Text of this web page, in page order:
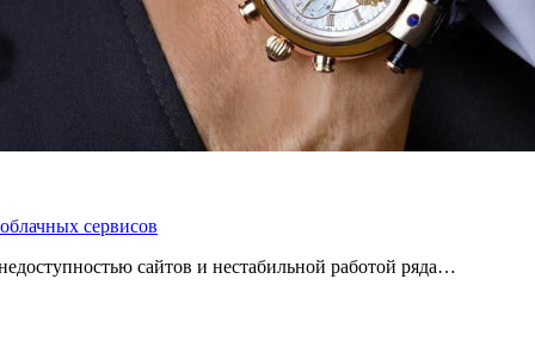
сервисов
сайтов и нестабильной работой ряда…